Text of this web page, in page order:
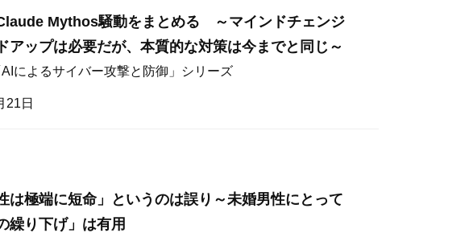
Mythos騒動をまとめる ～マインドチェンジ
アップは必要だが、本質的な対策は今までと同じ～
によるサイバー攻撃と防御」シリーズ
21日
は極端に短命」というのは誤り～未婚男性にとって
繰り下げ」は有用